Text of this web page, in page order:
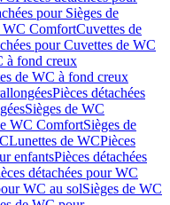
pour Sièges de
WC ComfortCuvettes de
pour Cuvettes de WC
à fond creux
de WC à fond creux
Pièces détachées
Sièges de WC
WC ComfortSièges de
Lunettes de WCPièces
enfantsPièces détachées
détachées pour WC
WC au solSièges de WC